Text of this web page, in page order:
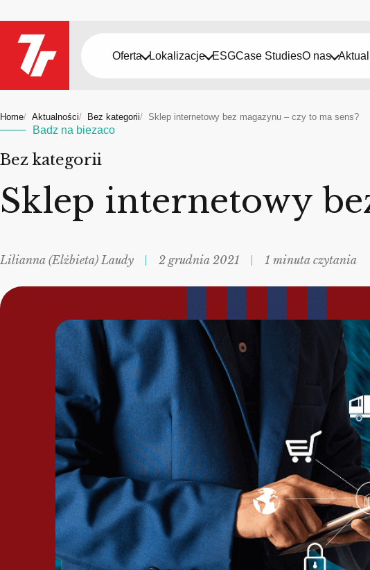
Oferta Lokalizacje ESGCase StudiesO nas
Home Aktualności Bez kategorii Sklep internetowy bez magazynu – czy to ma sens?
Badz na biezaco
Bez kategorii
Sklep internetowy
Lilianna (Elżbieta) Laudy 2 grudnia 2021 1 minuta czytania